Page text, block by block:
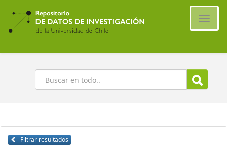
Ir
contenido
principal
Buscar
Filtrar resultados